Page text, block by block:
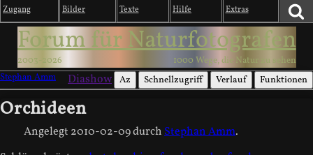
Zugang Bilder Texte Hilfe Extras
Forum für Naturfotografen
2003-2026
1000 Wege, die Natur zu sehen
Stephan Amm
Diashow Az Schnellzugriff Verlauf Funktionen
Orchideen
Angelegt 2010-02-09durchStephan Amm.